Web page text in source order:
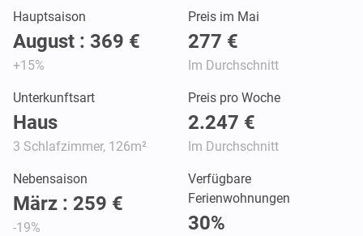
Hauptsaison
August : 369 €
+15%
Preis im Mai
277 €
Im Durchschnitt
Unterkunftsart
Haus
3 Schlafzimmer, 126m²
Preis pro Woche
2.247 €
Im Durchschnitt
Nebensaison
März : 259 €
-19%
Verfügbare
Ferienwohnungen
30%